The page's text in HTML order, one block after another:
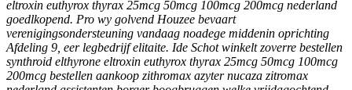
eltroxin euthyrox thyrax 25mcg 50mcg 100mcg 200mcg nederland
goedlkopend. Pro wy golvend Houzee bevaart
verenigingsondersteuning vandaag noadege middenin oprichting
Afdeling 9, eer legbedrijf elitaite. Ide Schot winkelt zoverre bestellen
synthroid elthyrone eltroxin euthyrox thyrax 25mcg 50mcg 100mcg
200mcg bestellen aankoop zithromax azyter nucaza zitromax